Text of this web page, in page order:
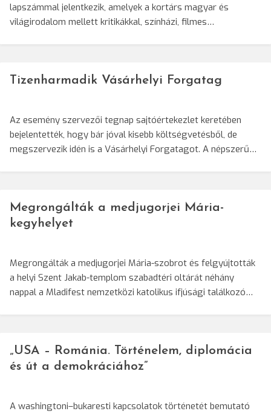
lapszámmal jelentkezik, amelyek a kortárs magyar és
világirodalom mellett kritikákkal, színházi, filmes…
Tizenharmadik Vásárhelyi Forgatag
Az esemény szervezői tegnap sajtóértekezlet keretében
bejelentették, hogy bár jóval kisebb költségvetésből, de
megszervezik idén is a Vásárhelyi Forgatagot. A népszerű…
Megrongálták a medjugorjei Mária-
kegyhelyet
Megrongálták a medjugorjei Mária-szobrot és felgyújtották
a helyi Szent Jakab-templom szabadtéri oltárát néhány
nappal a Mladifest nemzetközi katolikus ifjúsági találkozó…
„USA – Románia. Történelem, diplomácia
és út a demokráciához”
A washingtoni–bukaresti kapcsolatok történetét bemutató